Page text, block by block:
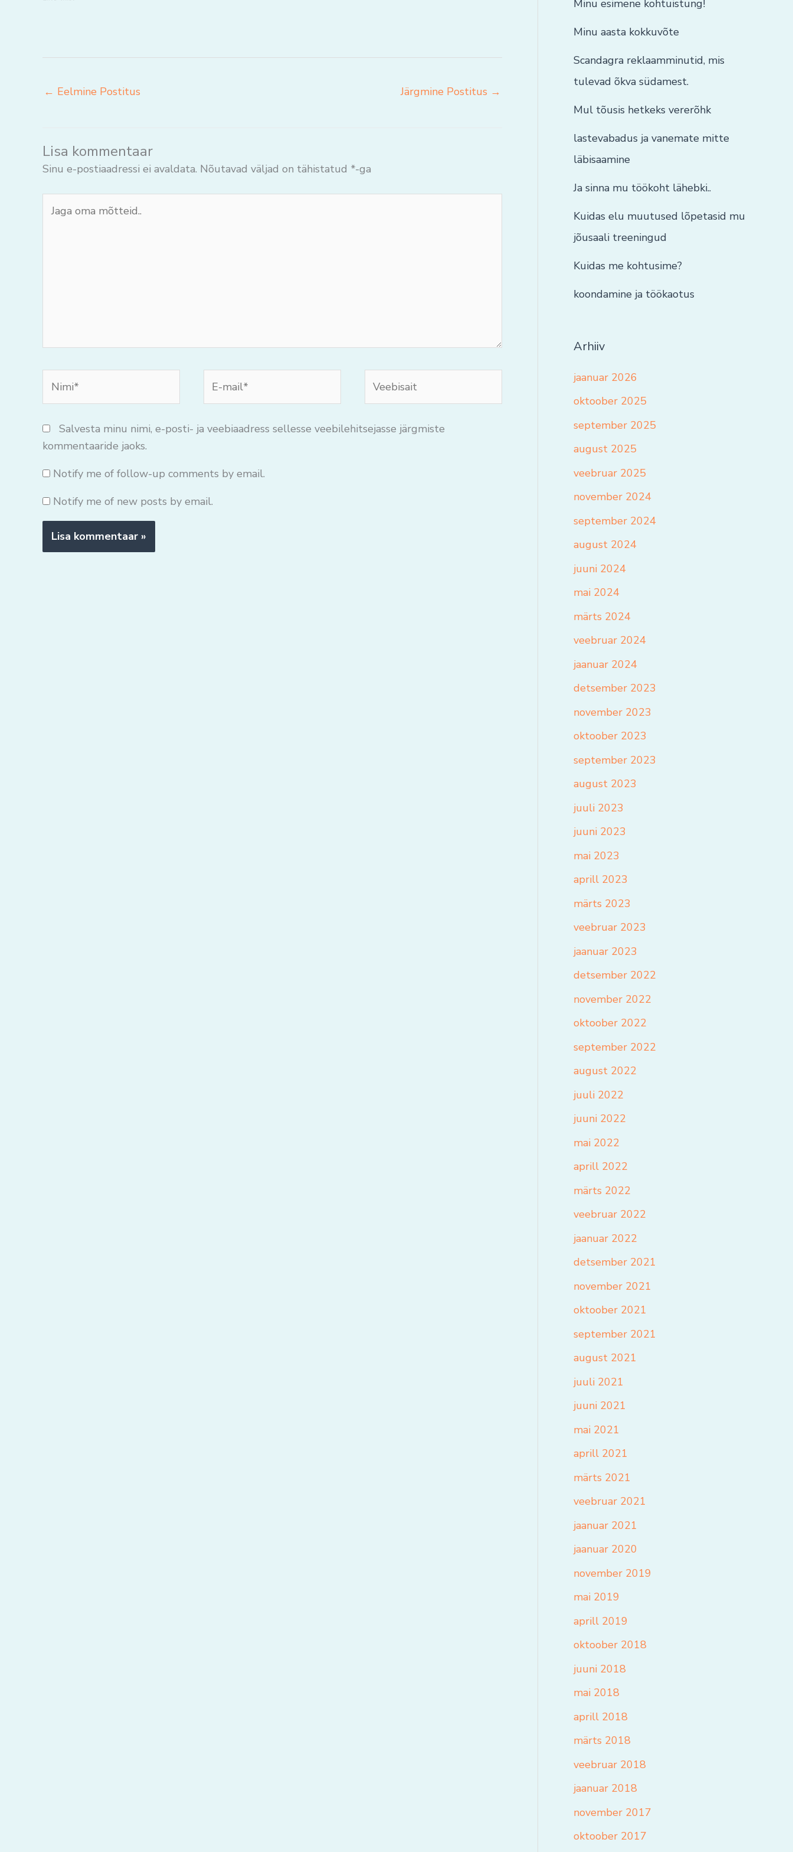
← Eelmine Postitus Järgmine Postitus →
Lisa kommentaar
Sinu e-postiaadressi ei avaldata. Nõutavad väljad on tähistatud *-ga
oma
mail*
Salvesta minu nimi, e-posti- ja veebiaadress sellesse veebilehitsejasse järgmiste
kommentaaride jaoks.
Notify me of follow-up comments by email.
Notify me of new posts by email.
Minu esimene kohtuistung!
Minu aasta kokkuvõte
Scandagra reklaamminutid, mis
tulevad õkva südamest.
Mul tõusis hetkeks vererõhk
lastevabadus ja vanemate mitte
läbisaamine
Ja sinna mu töökoht lähebki..
Kuidas elu muutused lõpetasid mu
jõusaali treeningud
Kuidas me kohtusime?
koondamine ja töökaotus
Arhiiv
jaanuar 2026
oktoober 2025
september 2025
august 2025
veebruar 2025
november 2024
september 2024
august 2024
juuni 2024
mai 2024
märts 2024
veebruar 2024
jaanuar 2024
detsember 2023
november 2023
oktoober 2023
september 2023
august 2023
juuli 2023
juuni 2023
mai 2023
aprill 2023
märts 2023
veebruar 2023
jaanuar 2023
detsember 2022
november 2022
oktoober 2022
september 2022
august 2022
juuli 2022
juuni 2022
mai 2022
aprill 2022
märts 2022
veebruar 2022
jaanuar 2022
detsember 2021
november 2021
oktoober 2021
september 2021
august 2021
juuli 2021
juuni 2021
mai 2021
aprill 2021
märts 2021
veebruar 2021
jaanuar 2021
jaanuar 2020
november 2019
mai 2019
aprill 2019
oktoober 2018
juuni 2018
mai 2018
aprill 2018
märts 2018
veebruar 2018
jaanuar 2018
november 2017
oktoober 2017